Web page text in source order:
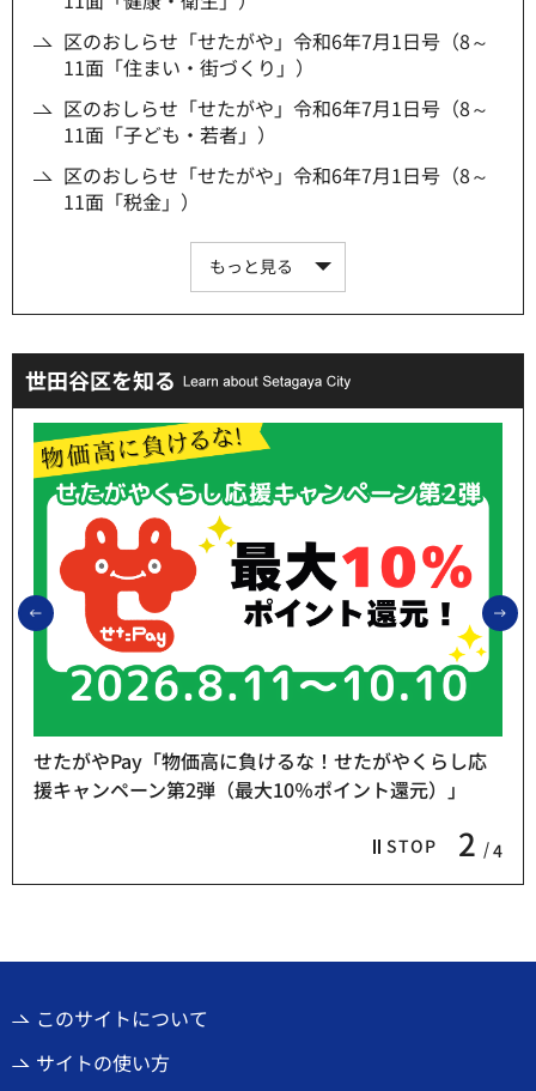
区のおしらせ「せたがや」令和6年7月1日号（8～
11面「住まい・街づくり」）
区のおしらせ「せたがや」令和6年7月1日号（8～
11面「子ども・若者」）
区のおしらせ「せたがや」令和6年7月1日号（8～
11面「税金」）
もっと見る
世田谷区を知る
前のスライドを表示
STOP 2 4
せたがやPay「物価高に負けるな！せたがやくらし応
援キャンペーン第2弾（最大10％ポイント還元）」
このサイトについて
サイトの使い方